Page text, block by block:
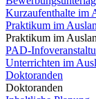
Kurzaufenthalte im
Praktikum im
Praktikum im
PAD-
Unterrichten im
Doktoranden
Doktoranden